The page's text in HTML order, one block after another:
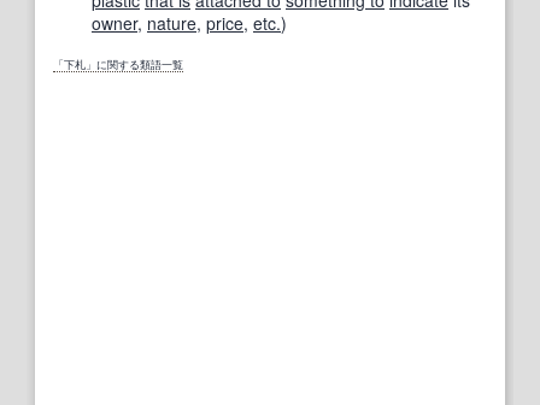
owner, nature, price, etc.)
「下札」に関する類語一覧